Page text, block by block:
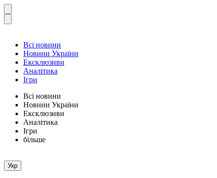
Всі новини
Новини України
Ексклюзиви
Аналітика
Ігри
Всі новини
Новини України
Ексклюзиви
Аналітика
Ігри
більше
Укр